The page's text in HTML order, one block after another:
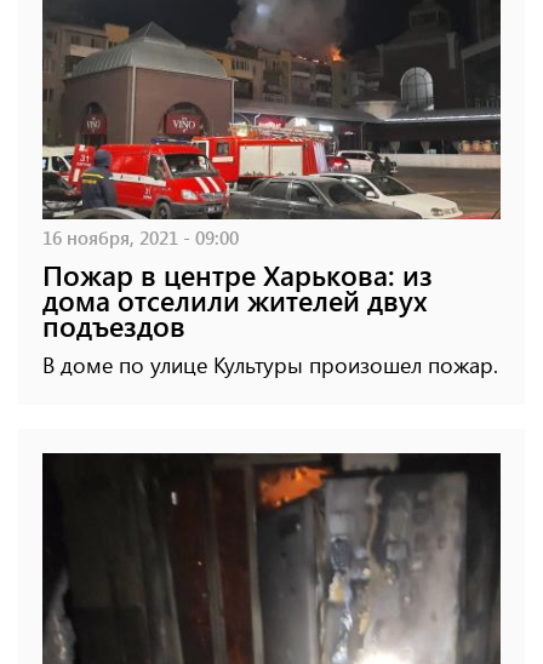
16 ноября, 2021 - 09:00
Пожар в центре Харькова: из
дома отселили жителей двух
подъездов
В доме по улице Культуры произошел пожар.